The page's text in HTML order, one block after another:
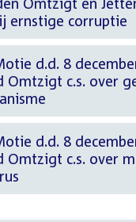
ernstige corruptie
d.d. 8
Omtzigt c.s. over
d.d. 8
Omtzigt c.s. over